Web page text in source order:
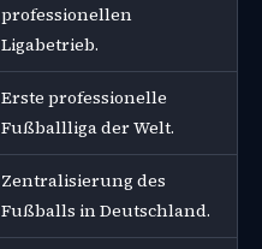
professionellen
Ligabetrieb.
Erste professionelle
Fußballliga der Welt.
Zentralisierung des
Fußballs in Deutschland.